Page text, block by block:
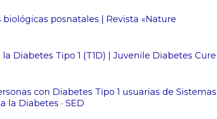
posnatales | Revista «Nature
Diabetes Tipo 1 (T1D) | Juvenile Diabetes Cure
con Diabetes Tipo 1 usuarias de Sistemas
la Diabetes · SED